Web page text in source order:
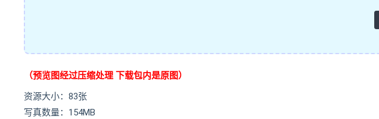
（预览图经过压缩处理 下载包内是原图）
资源大小：83张
写真数量：154MB